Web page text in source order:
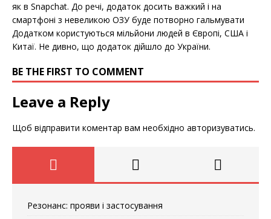
як в Snapchat. До речі, додаток досить важкий і на
смартфоні з невеликою ОЗУ буде потворно гальмувати
Додатком користуються мільйони людей в Європі, США і
Китаї. Не дивно, що додаток дійшло до України.
BE THE FIRST TO COMMENT
Leave a Reply
Щоб відправити коментар вам необхідно авторизуватись.
Резонанс: прояви і застосування